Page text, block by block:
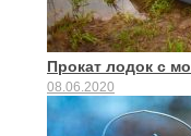
Прокат лодок с
08.06.2020